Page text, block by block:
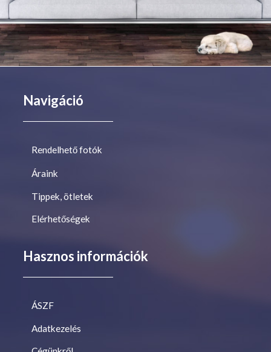
Navigáció
Rendelhető fotók
Áraink
Tippek, ötletek
Elérhetőségek
Hasznos információk
ÁSZF
Adatkezelés